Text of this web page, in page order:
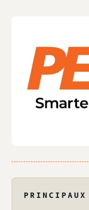
PRINCIPAUX